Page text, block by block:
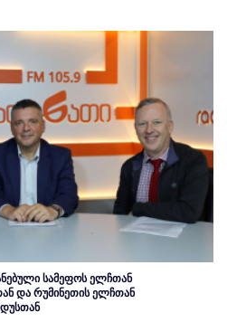
სამეფოს ელჩთან
და რუმინეთის ელჩთან